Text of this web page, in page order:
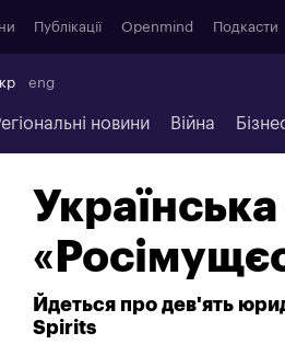
Публікації Openmind Подкасти
eng
новини Війна
Йдеться про дев'ять
Spirits